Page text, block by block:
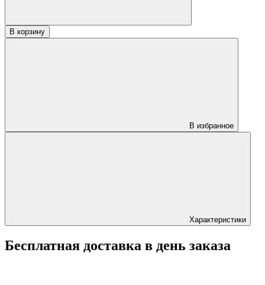
В корзину
В избранное
Характеристики
Бесплатная доставка в день заказа